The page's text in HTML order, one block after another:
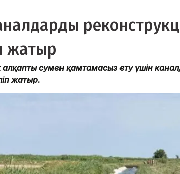
жатыр
алқапты сумен қамтамасыз ету үшін
жатыр.